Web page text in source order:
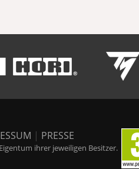
| PRESSE
ihrer jeweiligen Besitzer.